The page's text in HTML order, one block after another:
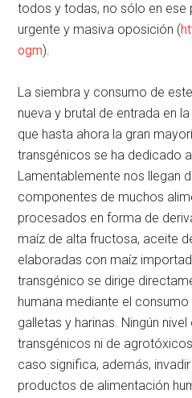
todos y todas, no sólo en ese
urgente y masiva oposición (
ogm).
La siembra y consumo de
nueva y brutal de entrada en
que hasta ahora la gran
transgénicos se ha dedicado
Lamentablemente nos llegan
componentes de muchos
procesados en forma de
maíz de alta fructosa, aceite
elaboradas con maíz
transgénico se dirige
humana mediante el
galletas y harinas. Ningún
transgénicos ni de
caso significa, además,
productos de alimentación